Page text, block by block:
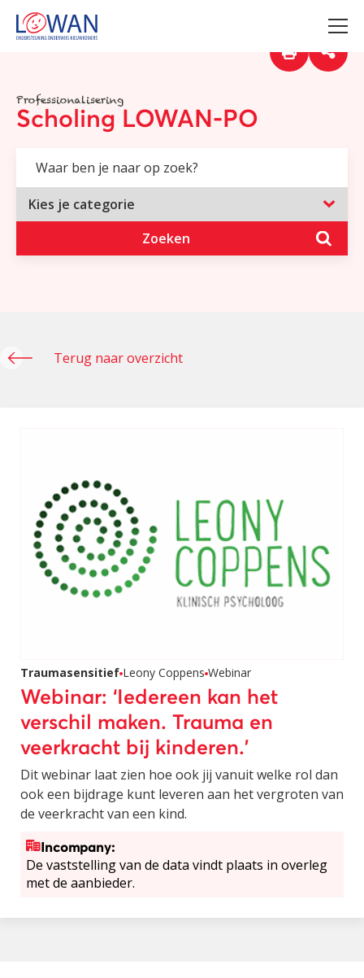
Professionalisering
Scholing LOWAN-PO
Zoeken
Terug naar overzicht
Traumasensitief Leony Coppens Webinar
Webinar: ‘Iedereen kan het
verschil maken. Trauma en
veerkracht bij kinderen.’
Dit webinar laat zien hoe ook jij vanuit welke rol dan
ook een bijdrage kunt leveren aan het vergroten van
de veerkracht van een kind.
Incompany:
De vaststelling van de data vindt plaats in overleg
met de aanbieder.